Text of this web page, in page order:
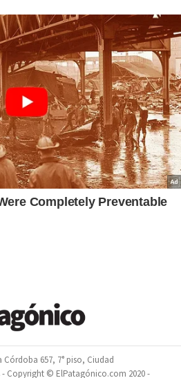
Córdoba 657, 7° piso, Ciudad
- Copyright © ElPatagónico.com 2020 -